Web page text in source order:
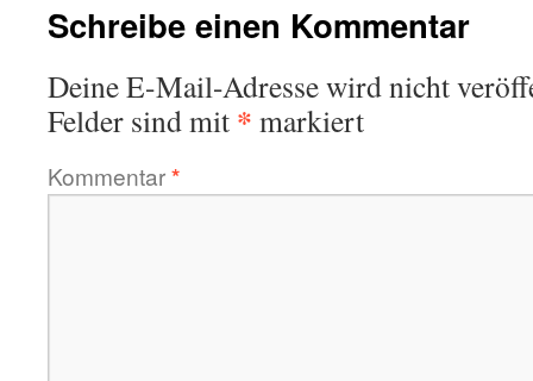
Schreibe einen Kommentar
Deine E-Mail-Adresse wird nicht
Felder sind mit * markiert
Kommentar*